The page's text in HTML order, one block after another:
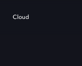
Cloud